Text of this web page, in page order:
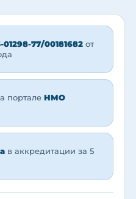
77/00181682 от
портале НМО
в аккредитации за 5